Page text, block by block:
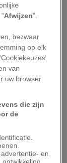
en
Op het
en als
nagerecht
niet alleen
"Afwijzen”.
bezwaar
op elk
van
uw browser
die zijn
de
en